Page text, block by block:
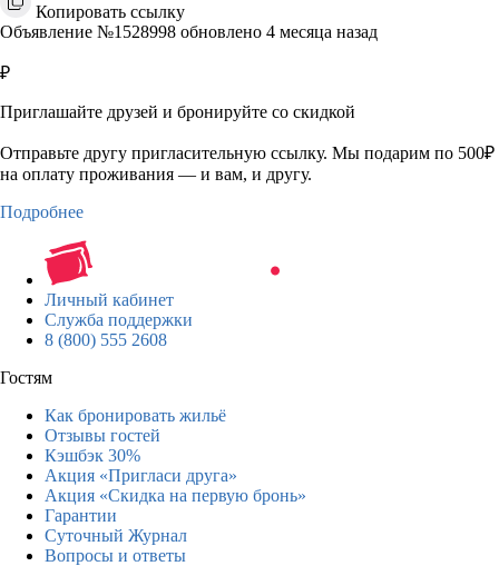
Копировать ссылку
Объявление №1528998 обновлено 4 месяца назад
₽
Приглашайте друзей и бронируйте со скидкой
Отправьте другу пригласительную ссылку. Мы подарим по 500₽
на оплату проживания — и вам, и другу.
Подробнее
Личный кабинет
Служба поддержки
8 (800) 555 2608
Гостям
Как бронировать жильё
Отзывы гостей
Кэшбэк 30%
Акция «Пригласи друга»
Акция «Скидка на первую бронь»
Гарантии
Суточный Журнал
Вопросы и ответы